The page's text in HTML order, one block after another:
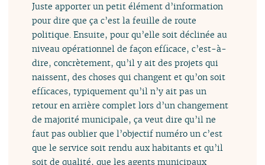
Juste apporter un petit élément d’information
pour dire que ça c’est la feuille de route
politique. Ensuite, pour qu’elle soit déclinée au
niveau opérationnel de façon efficace, c’est-à-
dire, concrètement, qu’il y ait des projets qui
naissent, des choses qui changent et qu’on soit
efficaces, typiquement qu’il n’y ait pas un
retour en arrière complet lors d’un changement
de majorité municipale, ça veut dire qu’il ne
faut pas oublier que l’objectif numéro un c’est
que le service soit rendu aux habitants et qu’il
soit de qualité, que les agents municipaux